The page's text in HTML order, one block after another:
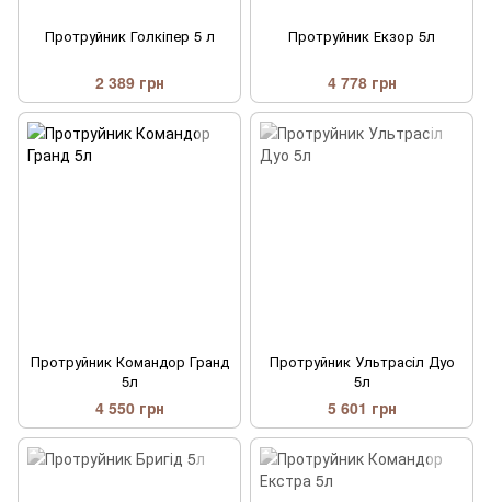
Протруйник Голкіпер 5 л
2 389 грн
Протруйник Екзор 5л
4 778 грн
Протруйник Командор Гранд
5л
4 550 грн
Протруйник Ультрасіл Дуо
5л
5 601 грн